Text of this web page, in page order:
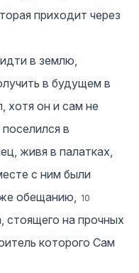
приходит через
в землю,
в будущем в
хотя он и сам не
в
живя в палатках,
с ним были
обещанию, 10
стоящего на прочных
которого Сам